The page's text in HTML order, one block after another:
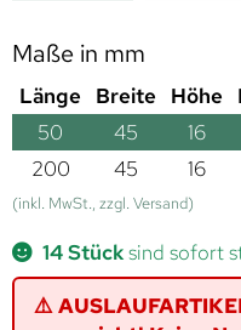
Maße in mm
Länge Breite Höhe
50
45 16
200 45 16
(inkl. MwSt., zzgl. Versand)
14 Stücksind sofort
⚠️